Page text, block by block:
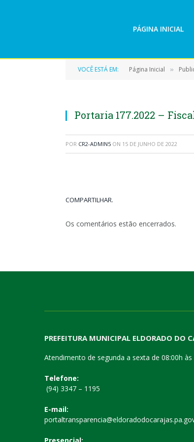
PÁGINA INICIAL
VOCÊ ESTÁ EM: Página Inicial »
Portaria 177.2022 –
POR CR2-ADMIN5 ON 15 DE JUNHO DE 2022
COMPARTILHAR.
Os comentários estão encerrados.
PREFEITURA MUNICIPAL ELDORADO DO
Atendimento de segunda a sexta de 08:00h às
Telefone:
(94) 3347 – 1195
E-mail: